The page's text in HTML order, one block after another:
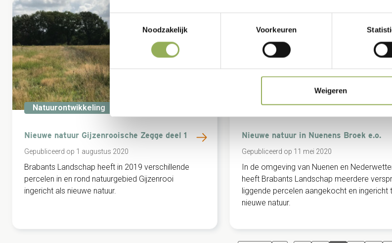
Toestemmingsselectie
Noodzakelijk
Voorkeuren
Weigeren
Natuurontwikkeling
Nieuwe natuur Gijzenrooische Zegge deel 1
Gepubliceerd op 1 augustus 2020
Brabants Landschap heeft in 2019 verschillende
percelen in en rond natuurgebied Gijzenrooi
ingericht als nieuwe natuur.
Natuurontwikkeling
Nieuwe natuur in Nuenens Broek e.o.
Gepubliceerd op 11 mei 2020
In de omgeving van Nuenen en
heeft Brabants Landschap meerdere
liggende percelen aangekocht en ingericht
nieuwe natuur.